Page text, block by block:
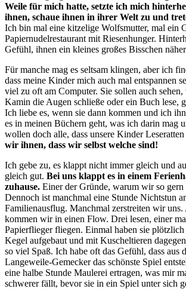
Weile für mich hatte, setzte ich mich
ihnen, schaue ihnen in ihrer Welt zu und
Ich bin mal eine kitzelige Wolfsmutter, mal ein
Papiernudelrestaurant mit Riesenhunger.
Gefühl, ihnen ein kleines großes Bisschen
Für manche mag es seltsam klingen, aber ich
dass meine Kinder mich auch mal entspannen
viel zu oft am Computer. Sie sollen auch
Kamin die Augen schließe oder ein Buch lese,
Ich liebe es, wenn sie dann kommen und ich
es in meinen Büchern geht, was ich darin mag
wollen doch alle, dass unsere Kinder
wir ihnen, dass wir selbst welche sind!
Ich gebe zu, es klappt nicht immer gleich und
gleich gut. Bei uns klappt es in einem
zuhause. Einer der Gründe, warum wir so gern
Dennoch ist manchmal eine Stunde Nichtstun
Familienausflug. Manchmal zerstreiten wir
kommen wir in einen Flow. Drei lesen, einer
Papierflieger fliegen. Einmal haben sie
Kegel aufgebaut und mit Kuscheltieren
so viel Spaß. Ich habe oft das Gefühl, dass aus
Langeweile-Gemecker das schönste Spiel
eine halbe Stunde Maulerei ertragen, was mir
schwerer fällt, bevor sie in ein Spiel unter sich